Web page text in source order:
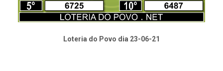
Loteria do Povo dia 23-06-21